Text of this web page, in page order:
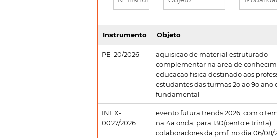
Instrumento Objeto
PE-20/2026
aquisicao de material estruturado
complementar na area de
educacao fisica destinado aos
estudantes das turmas 2o ao 9o ano
fundamental
INEX-
0027/2026
evento futura trends 2026, com o
na 4a onda, para 130(cento e trinta)
colaboradores da pmf, no dia 06/08/